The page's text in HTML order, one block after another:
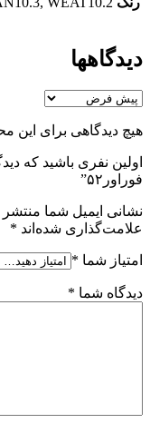
دیدگاهها
هیچ دیدگاهی برای
اولین نفری باشید که
فوراور۵۲”
نشانی ایمیل شما
علامت‌گذاری شده‌اند *
امتیاز شما *
دیدگاه شما *